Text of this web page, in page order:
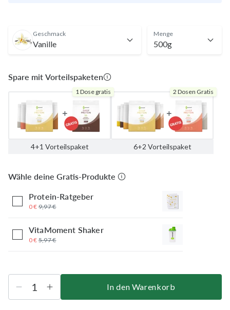
Geschmack
Vanille
Menge
500g
Spare mit Vorteilspaketen
1 Dose gratis
4+1 Vorteilspaket
2 Dosen Gratis
6+2 Vorteilspaket
Wähle deine Gratis-Produkte
Protein-Ratgeber
0 € 9,97 €
VitaMoment Shaker
0 € 5,97 €
In den Warenkorb